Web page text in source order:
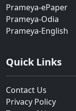
Prameya-ePaper
Prameya-Odia
Prameya-English
Quick Links
Contact Us
Privacy Policy